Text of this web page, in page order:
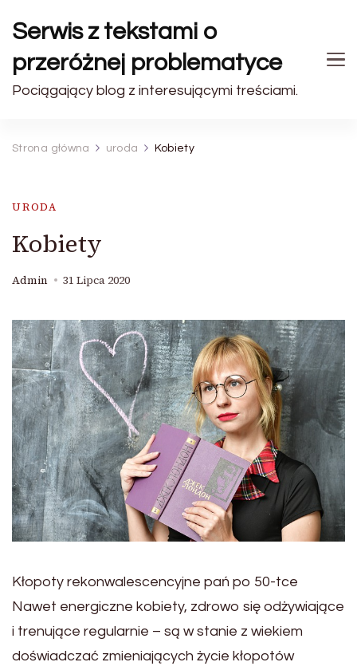
Serwis z tekstami o
przeróżnej problematyce
Pociągający blog z interesującymi treściami.
Strona główna uroda Kobiety
URODA
Kobiety
Admin 31 Lipca 2020
Kłopoty rekonwalescencyjne pań po 50-tce
Nawet energiczne kobiety, zdrowo się odżywiające
i trenujące regularnie – są w stanie z wiekiem
doświadczać zmieniających życie kłopotów